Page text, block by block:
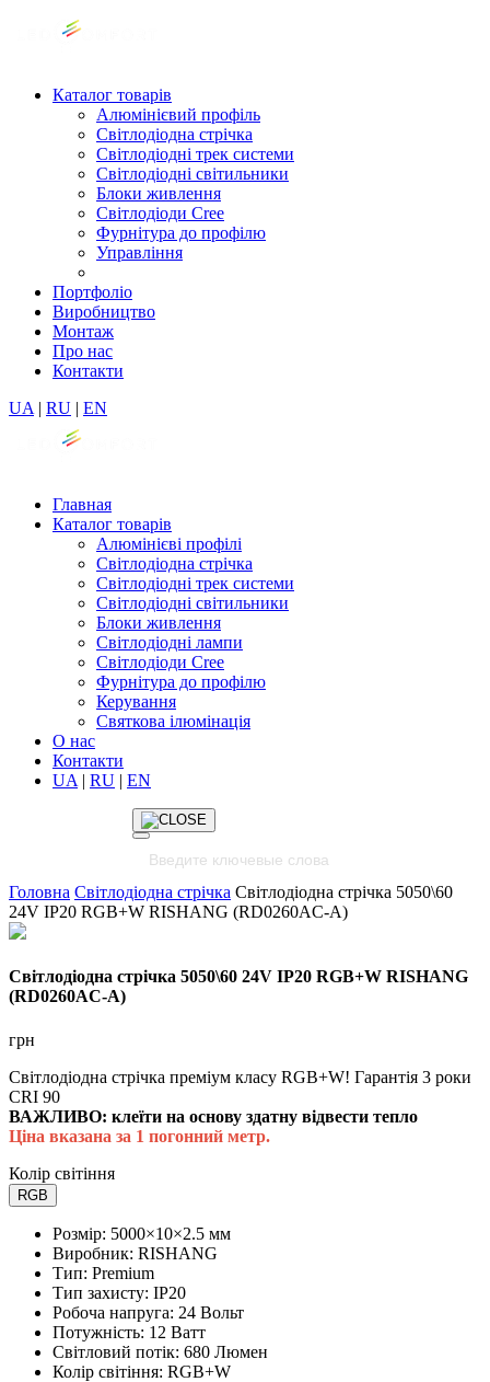
Каталог товарів
Алюмінієвий профіль
Світлодіодна стрічка
Світлодіодні трек системи
Світлодіодні світильники
Блоки живлення
Світлодіоди Cree
Фурнітура до профілю
Управління
Портфоліо
Виробництво
Монтаж
Про нас
Контакти
UA | RU | EN
Главная
Каталог товарів
Алюмінієві профілі
Світлодіодна стрічка
Світлодіодні трек системи
Світлодіодні світильники
Блоки живлення
Світлодіодні лампи
Світлодіоди Cree
Фурнітура до профілю
Керування
Святкова ілюмінація
О нас
Контакти
UA | RU | EN
Головна Світлодіодна стрічка Світлодіодна стрічка 5050\60
24V IP20 RGB+W RISHANG (RD0260AC-A)
Світлодіодна стрічка 5050\60 24V IP20 RGB+W RISHANG
(RD0260AC-A)
грн
Світлодіодна стрічка преміум класу RGB+W! Гарантія 3 роки
CRI 90
ВАЖЛИВО: клеїти на основу здатну відвести тепло
Ціна вказана за 1 погонний метр.
Колір світіння
RGB
Розмір: 5000×10×2.5 мм
Виробник: RISHANG
Тип: Premium
Тип захисту: IP20
Робоча напруга: 24 Вольт
Потужність: 12 Ватт
Світловий потік: 680 Люмен
Колір світіння: RGB+W